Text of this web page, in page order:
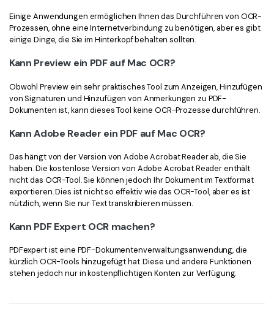
Einige Anwendungen ermöglichen Ihnen das Durchführen von OCR-
Prozessen, ohne eine Internetverbindung zu benötigen, aber es gibt
einige Dinge, die Sie im Hinterkopf behalten sollten.
Kann Preview ein PDF auf Mac OCR?
Obwohl Preview ein sehr praktisches Tool zum Anzeigen, Hinzufügen
von Signaturen und Hinzufügen von Anmerkungen zu PDF-
Dokumenten ist, kann dieses Tool keine OCR-Prozesse durchführen.
Kann Adobe Reader ein PDF auf Mac OCR?
Das hängt von der Version von Adobe Acrobat Reader ab, die Sie
haben. Die kostenlose Version von Adobe Acrobat Reader enthält
nicht das OCR-Tool. Sie können jedoch Ihr Dokument im Textformat
exportieren. Dies ist nicht so effektiv wie das OCR-Tool, aber es ist
nützlich, wenn Sie nur Text transkribieren müssen.
Kann PDF Expert OCR machen?
PDFexpert ist eine PDF-Dokumentenverwaltungsanwendung, die
kürzlich OCR-Tools hinzugefügt hat. Diese und andere Funktionen
stehen jedoch nur in kostenpflichtigen Konten zur Verfügung.